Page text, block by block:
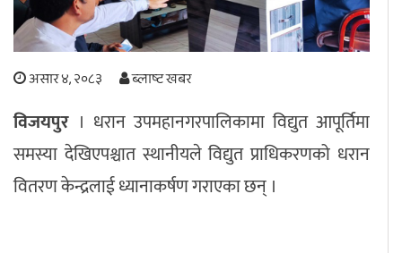
अपराध
छापा समाचार
थप विभाग
छापा संस्करण सम्पादकीय
अन्तर्राष्ट्रिय / प्रवास
साहित्य
असार ४, २०८३ ब्लाष्ट खबर
विजयपुर । धरान उपमहानगरपालिकामा विद्युत आपूर्तिमा
समस्या देखिएपश्चात स्थानीयले विद्युत प्राधिकरणको धरान
वितरण केन्द्रलाई ध्यानाकर्षण गराएका छन् ।